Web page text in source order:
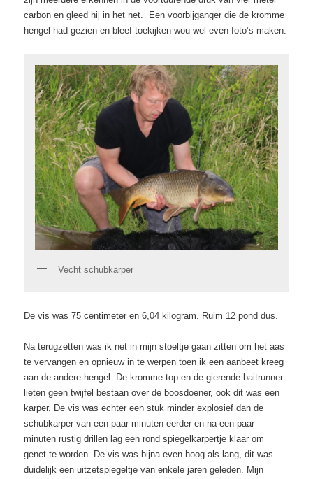
carbon en gleed hij in het net. Een voorbijganger die de kromme
hengel had gezien en bleef toekijken wou wel even foto’s maken.
Vecht schubkarper
De vis was 75 centimeter en 6,04 kilogram. Ruim 12 pond dus.
Na terugzetten was ik net in mijn stoeltje gaan zitten om het aas
te vervangen en opnieuw in te werpen toen ik een aanbeet kreeg
aan de andere hengel. De kromme top en de gierende baitrunner
lieten geen twijfel bestaan over de boosdoener, ook dit was een
karper. De vis was echter een stuk minder explosief dan de
schubkarper van een paar minuten eerder en na een paar
minuten rustig drillen lag een rond spiegelkarpertje klaar om
genet te worden. De vis was bijna even hoog als lang, dit was
duidelijk een uitzetspiegeltje van enkele jaren geleden. Mijn